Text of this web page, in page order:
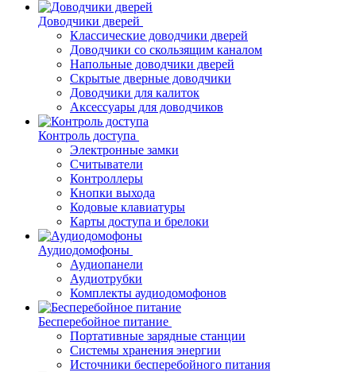
Доводчики дверей
Классические доводчики дверей
Доводчики со скользящим каналом
Напольные доводчики дверей
Скрытые дверные доводчики
Доводчики для калиток
Аксессуары для доводчиков
Контроль доступа
Электронные замки
Считыватели
Контроллеры
Кнопки выхода
Кодовые клавиатуры
Карты доступа и брелоки
Аудиодомофоны
Аудиопанели
Аудиотрубки
Комплекты аудиодомофонов
Бесперебойное питание
Портативные зарядные станции
Системы хранения энергии
Источники бесперебойного питания